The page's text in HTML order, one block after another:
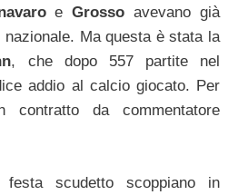
eGrossoavevano già
Ma questa è stata la
, che dopo 557 partite nel
addio al calcio giocato. Per
da commentatore
scudetto scoppiano in